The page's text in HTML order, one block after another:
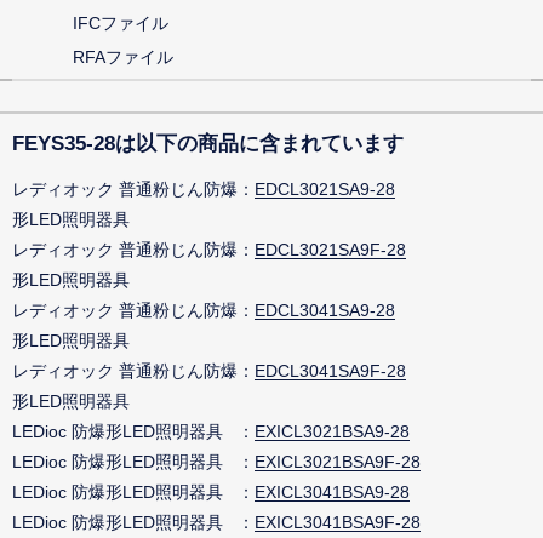
IFCファイル
RFAファイル
FEYS35-28は以下の商品に含まれています
レディオック 普通粉じん防爆
形LED照明器具
EDCL3021SA9-28
レディオック 普通粉じん防爆
形LED照明器具
EDCL3021SA9F-28
レディオック 普通粉じん防爆
形LED照明器具
EDCL3041SA9-28
レディオック 普通粉じん防爆
形LED照明器具
EDCL3041SA9F-28
LEDioc 防爆形LED照明器具
EXICL3021BSA9-28
LEDioc 防爆形LED照明器具
EXICL3021BSA9F-28
LEDioc 防爆形LED照明器具
EXICL3041BSA9-28
LEDioc 防爆形LED照明器具
EXICL3041BSA9F-28